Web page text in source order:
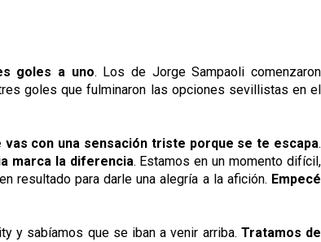
goles a uno. Los de Jorge Sampaoli comenzaron
goles que fulminaron las opciones sevillistas en el
con una sensación triste porque se te escapa.
marca la diferencia. Estamos en un momento difícil,
resultado para darle una alegría a la afición. Empecé
y sabíamos que se iban a venir arriba. Tratamos de